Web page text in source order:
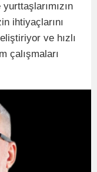
ihtiyaçlarını
ve hızlı
çalışmaları